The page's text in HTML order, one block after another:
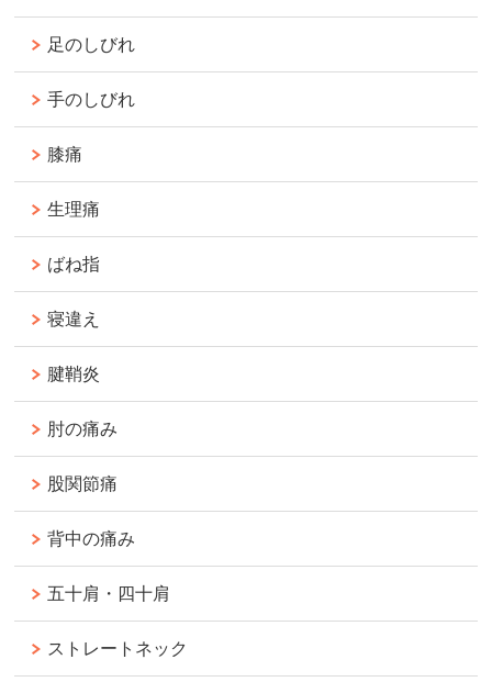
足のしびれ
手のしびれ
膝痛
生理痛
ばね指
寝違え
腱鞘炎
肘の痛み
股関節痛
背中の痛み
五十肩・四十肩
ストレートネック